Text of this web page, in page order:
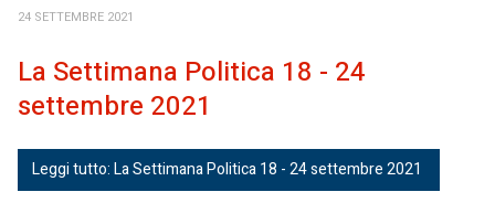
24 SETTEMBRE 2021
La Settimana Politica 18 - 24
settembre 2021
Leggi tutto: La Settimana Politica 18 - 24 settembre 2021